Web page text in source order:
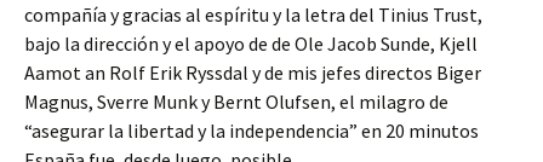
compañía y gracias al espíritu y la letra del Tinius Trust,
bajo la dirección y el apoyo de de Ole Jacob Sunde, Kjell
Aamot an Rolf Erik Ryssdal y de mis jefes directos Biger
Magnus, Sverre Munk y Bernt Olufsen, el milagro de
“asegurar la libertad y la independencia” en 20 minutos